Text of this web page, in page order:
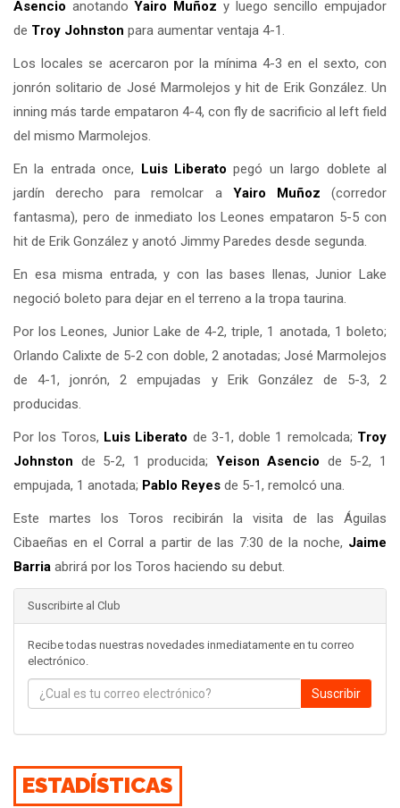
Asencio anotandoYairo Muñoz y luego sencillo empujador
de Troy Johnston para aumentar ventaja 4-1.
Los locales se acercaron por la mínima 4-3 en el sexto, con
jonrón solitario de José Marmolejos y hit de Erik González. Un
inning más tarde empataron 4-4, con fly de sacrificio al left field
del mismo Marmolejos.
En la entrada once, Luis Liberato pegó un largo doblete al
jardín derecho para remolcar a Yairo Muñoz (corredor
fantasma), pero de inmediato los Leones empataron 5-5 con
hit de Erik González y anotó Jimmy Paredes desde segunda.
En esa misma entrada, y con las bases llenas, Junior Lake
negoció boleto para dejar en el terreno a la tropa taurina.
Por los Leones, Junior Lake de 4-2, triple, 1 anotada, 1 boleto;
Orlando Calixte de 5-2 con doble, 2 anotadas; José Marmolejos
de 4-1, jonrón, 2 empujadas y Erik González de 5-3, 2
producidas.
Por los Toros, Luis Liberato de 3-1, doble 1 remolcada; Troy
Johnston de 5-2, 1 producida; Yeison Asencio de 5-2, 1
empujada, 1 anotada; Pablo Reyes de 5-1, remolcó una.
Este martes los Toros recibirán la visita de las Águilas
Cibaeñas en el Corral a partir de las 7:30 de la noche, Jaime
Barria abrirá por los Toros haciendo su debut.
Suscribirte al Club
Recibe todas nuestras novedades inmediatamente en tu correo
electrónico.
Suscribir
ESTADÍSTICAS